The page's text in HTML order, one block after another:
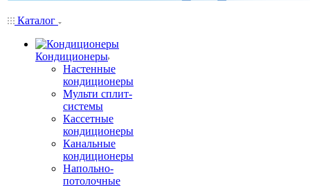
Каталог
Кондиционеры
Настенные
кондиционеры
Мульти сплит-
системы
Кассетные
кондиционеры
Канальные
кондиционеры
Напольно-
потолочные